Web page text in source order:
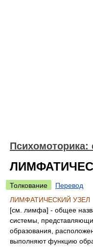
Психомоторика:
Толкование
Перевод
ЛИМФАТИЧЕСКИЙ УЗЕЛ
[см. лимфа] - общее
системы,
образования,
выполняют функцию